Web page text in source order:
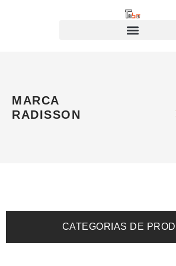
MARCA
RADISSON
CATEGORIAS DE